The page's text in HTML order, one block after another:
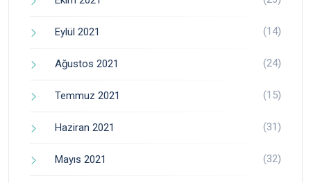
Eylül 2021 (14)
Ağustos 2021 (24)
Temmuz 2021 (15)
Haziran 2021 (31)
Mayıs 2021 (32)